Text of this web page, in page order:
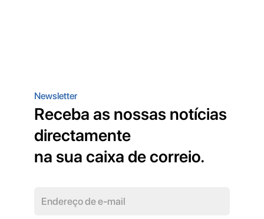
Newsletter
Receba as nossas notícias
directamente
na sua caixa de correio.